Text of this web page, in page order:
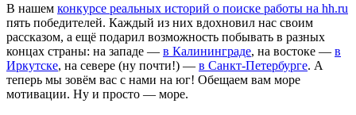
В нашем конкурсе реальных историй о поиске работы на hh.ru
пять победителей. Каждый из них вдохновил нас своим
рассказом, а ещё подарил возможность побывать в разных
концах страны: на западе — в Калининграде, на востоке — в
Иркутске, на севере (ну почти!) — в Санкт-Петербурге. А
теперь мы зовём вас с нами на юг! Обещаем вам море
мотивации. Ну и просто — море.